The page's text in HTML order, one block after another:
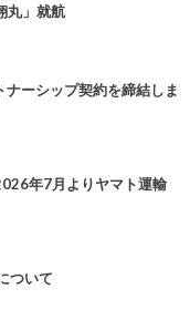
丸」就航
ーシップ契約を締結しま
年7月よりヤマト運輸
ついて